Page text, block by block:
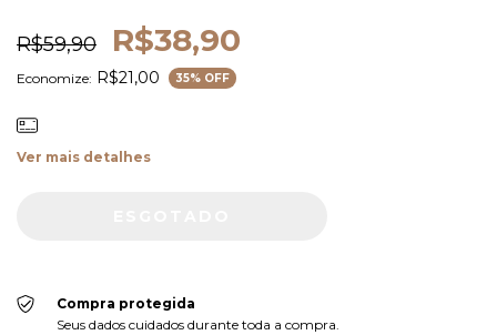
R$59,90 R$38,90
Economize: R$21,00 35% OFF
Ver mais detalhes
Compra protegida
Seus dados cuidados durante toda a compra.